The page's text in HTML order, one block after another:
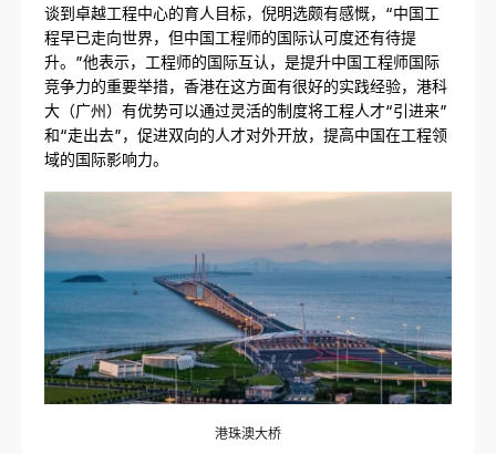
谈到卓越工程中心的育人目标，倪明选颇有感慨，“中国工
程早已走向世界，但中国工程师的国际认可度还有待提
升。”他表示，工程师的国际互认，是提升中国工程师国际
竞争力的重要举措，香港在这方面有很好的实践经验，港科
大（广州）有优势可以通过灵活的制度将工程人才“引进来”
和“走出去”，促进双向的人才对外开放，提高中国在工程领
域的国际影响力。
港珠澳大桥